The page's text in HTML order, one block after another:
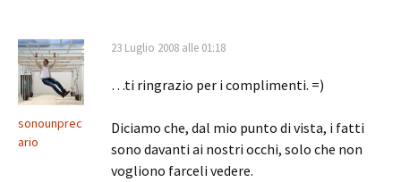
sonounprec
ario
23 Luglio 2008 alle 01:18
…ti ringrazio per i complimenti. =)
Diciamo che, dal mio punto di vista, i fatti
sono davanti ai nostri occhi, solo che non
vogliono farceli vedere.